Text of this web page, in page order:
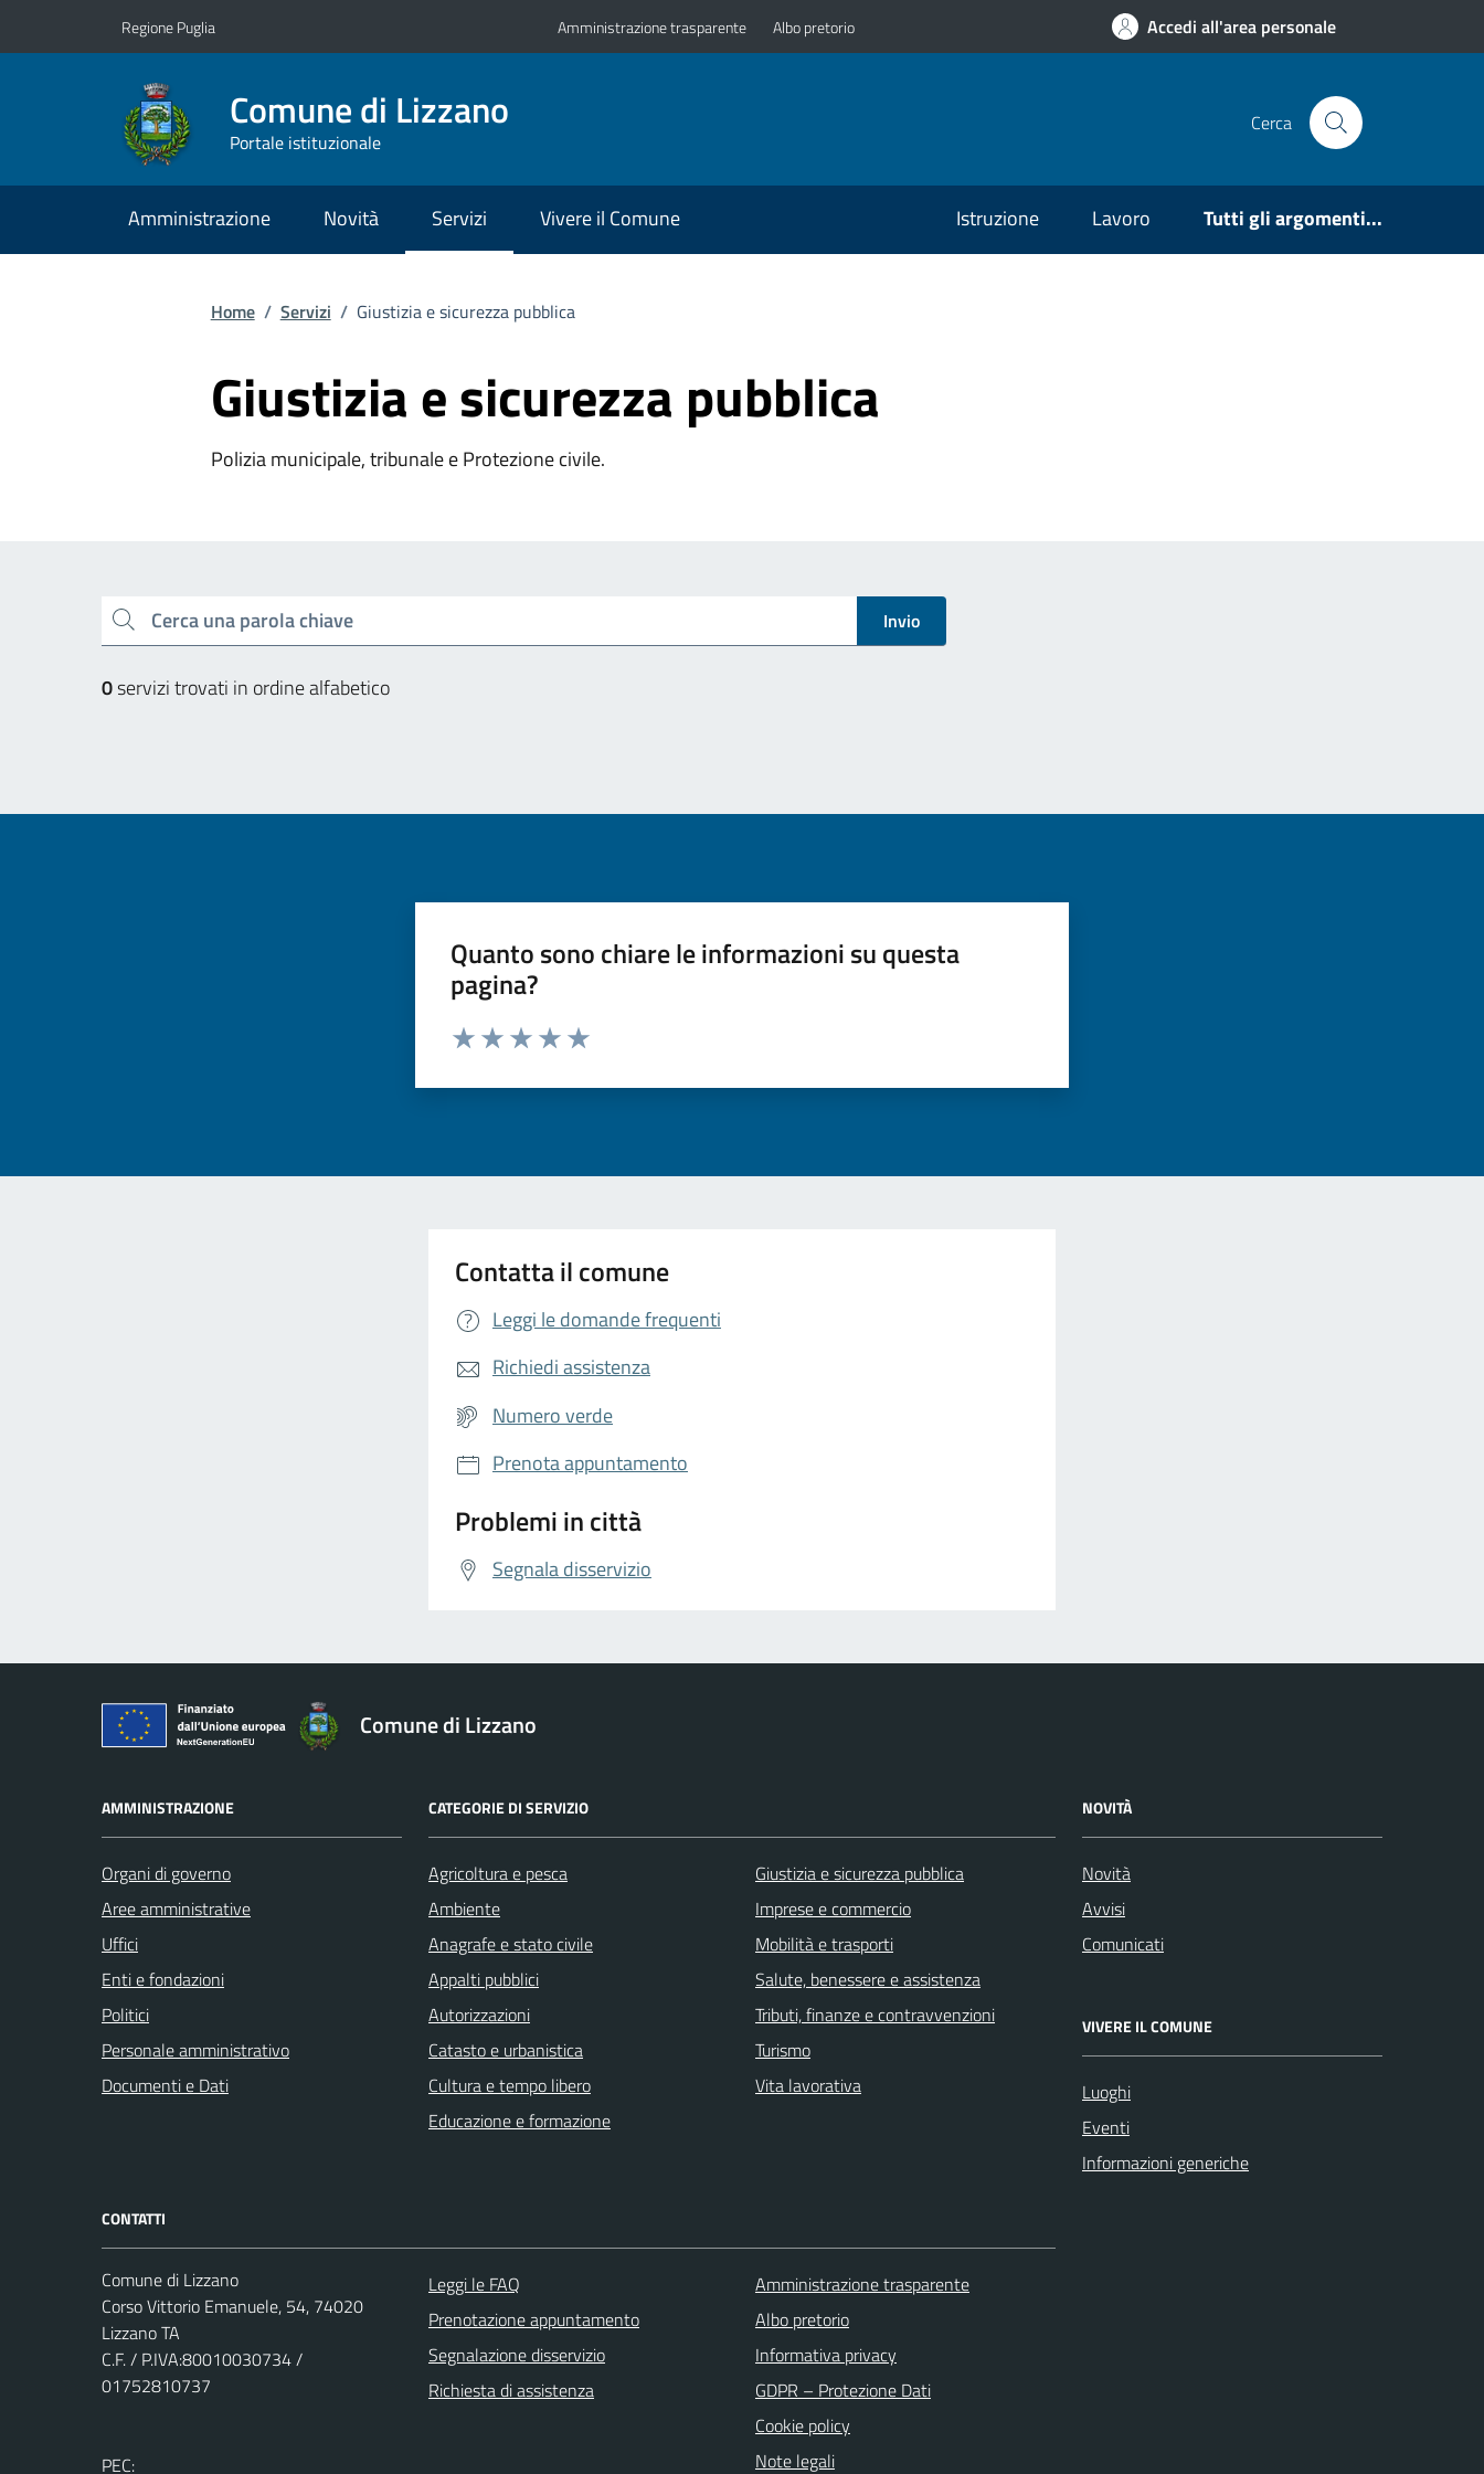
Regione Puglia Amministrazione trasparente Albo pretorio Accedi all'area personale
Comune di Lizzano
Portale istituzionale
Cerca
Amministrazione Novità Servizi Vivere il Comune Istruzione Lavoro Tutti gli argomenti...
Home / Servizi / Giustizia e sicurezza pubblica
Giustizia e sicurezza pubblica
Polizia municipale, tribunale e Protezione civile.
Cerca una parola chiave Invio
0servizi trovati in ordine alfabetico
Quanto sono chiare le informazioni su questa
pagina?
Valuta da 1 a 5 stelle la pagina
Contatta il comune
Leggi le domande frequenti
Richiedi assistenza
Numero verde
Prenota appuntamento
Problemi in città
Segnala disservizio
Comune di Lizzano
AMMINISTRAZIONE
Organi di governo
Aree amministrative
Uffici
Enti e fondazioni
Politici
Personale amministrativo
Documenti e Dati
CATEGORIE DI SERVIZIO
Agricoltura e pesca
Ambiente
Anagrafe e stato civile
Appalti pubblici
Autorizzazioni
Catasto e urbanistica
Cultura e tempo libero
Educazione e formazione
Giustizia e sicurezza pubblica
Imprese e commercio
Mobilità e trasporti
Salute, benessere e assistenza
Tributi, finanze e contravvenzioni
Turismo
Vita lavorativa
NOVITÀ
Novità
Avvisi
Comunicati
VIVERE IL COMUNE
Luoghi
Eventi
Informazioni generiche
CONTATTI
Comune di Lizzano
Corso Vittorio Emanuele, 54, 74020
Lizzano TA
C.F. / P.IVA:80010030734 /
01752810737
PEC:
Leggi le FAQ
Prenotazione appuntamento
Segnalazione disservizio
Richiesta di assistenza
Amministrazione trasparente
Albo pretorio
Informativa privacy
GDPR – Protezione Dati
Cookie policy
Note legali